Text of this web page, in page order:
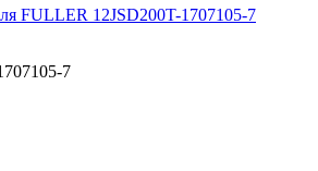
FULLER 12JSD200T-1707105-7
7